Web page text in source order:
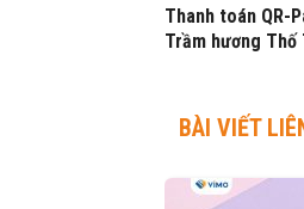
Thanh toán QR-
Trầm hương Thố
BÀI VIẾT